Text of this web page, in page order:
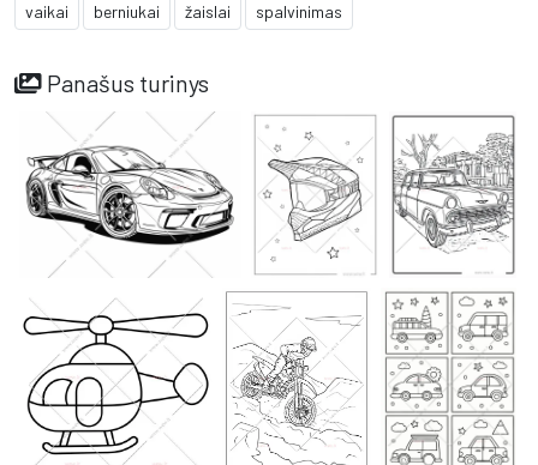
vaikai berniukai žaislai spalvinimas
Panašus turinys